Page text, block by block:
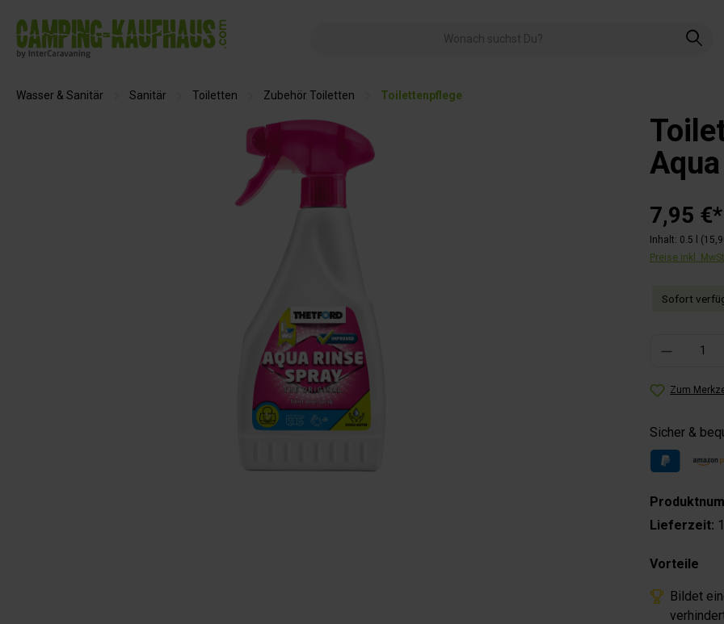
Zur Hauptnavigation springen
Wasser & Sanitär Sanitär Toiletten Zubehör Toiletten Toilettenpflege
7,95 €*
Inhalt: 0.5 l
Preise inkl.
Sofort
Produkt
Zum
Sicher &
Lieferzeit:
Vorteile
Bildet